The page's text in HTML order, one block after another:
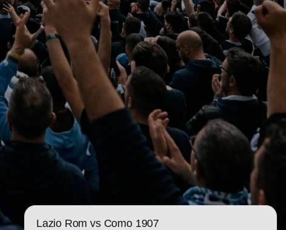
Lazio Rom vs Como 1907